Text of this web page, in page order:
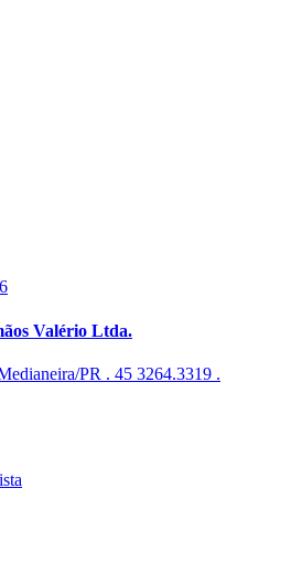
Valério Ltda.
PR . 45 3264.3319 .